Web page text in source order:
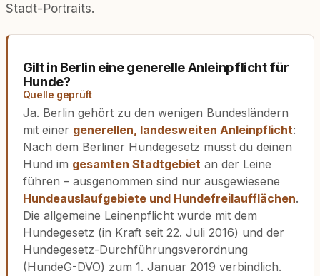
Stadt-Portraits.
Gilt in Berlin eine generelle Anleinpflicht für
Hunde?
Quelle geprüft
Ja. Berlin gehört zu den wenigen Bundesländern
mit einer generellen, landesweiten Anleinpflicht:
Nach dem Berliner Hundegesetz musst du deinen
Hund im gesamten Stadtgebietan der Leine
führen – ausgenommen sind nur ausgewiesene
Hundeauslaufgebiete und Hundefreilaufflächen.
Die allgemeine Leinenpflicht wurde mit dem
Hundegesetz (in Kraft seit 22. Juli 2016) und der
Hundegesetz-Durchführungsverordnung
(HundeG-DVO) zum 1. Januar 2019 verbindlich.